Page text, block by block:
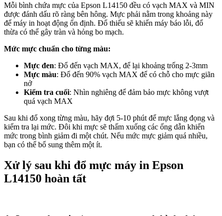
Mỗi bình chứa mực của Epson L14150 đều có vạch MAX và MIN
được đánh dấu rõ ràng bên hông. Mực phải nằm trong khoảng này
để máy in hoạt động ổn định. Đổ thiếu sẽ khiến máy báo lỗi, đổ
thừa có thể gây tràn và hỏng bo mạch.
Mức mực chuẩn cho từng màu:
Mực đen: Đổ đến vạch MAX, để lại khoảng trống 2-3mm
Mực màu: Đổ đến 90% vạch MAX để có chỗ cho mực giãn
nở
Kiểm tra cuối: Nhìn nghiêng để đảm bảo mực không vượt
quá vạch MAX
Sau khi đổ xong từng màu, hãy đợi 5-10 phút để mực lắng đọng và
kiểm tra lại mức. Đôi khi mực sẽ thấm xuống các ống dẫn khiến
mức trong bình giảm đi một chút. Nếu mức mực giảm quá nhiều,
bạn có thể bổ sung thêm một ít.
Xử lý sau khi đổ mực máy in Epson
L14150 hoàn tất